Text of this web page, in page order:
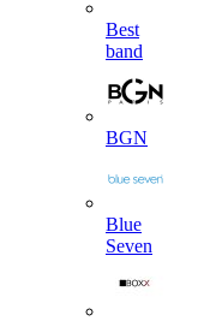
Best
band
BGN
Blue
Seven